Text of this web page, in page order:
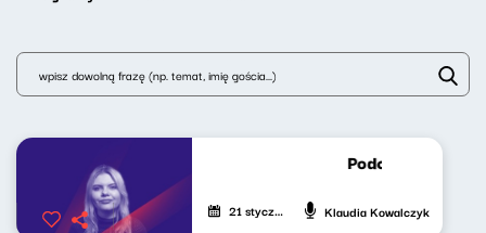
Podcast Lekko
21 stycznia 2025 Klaudia Kowalczyk